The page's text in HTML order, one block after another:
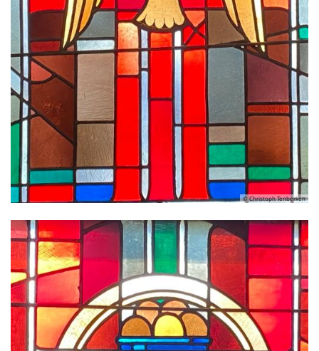
© Christoph Tenberken